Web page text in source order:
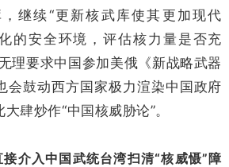
继续“更新核武库使其更加现代
的安全环境，评估核力量是否充
理要求中国参加美俄《新战略武器
会鼓动西方国家极力渲染中国政府
肆炒作“中国核威胁论”。
介入中国武统台湾扫清“核威慑”障